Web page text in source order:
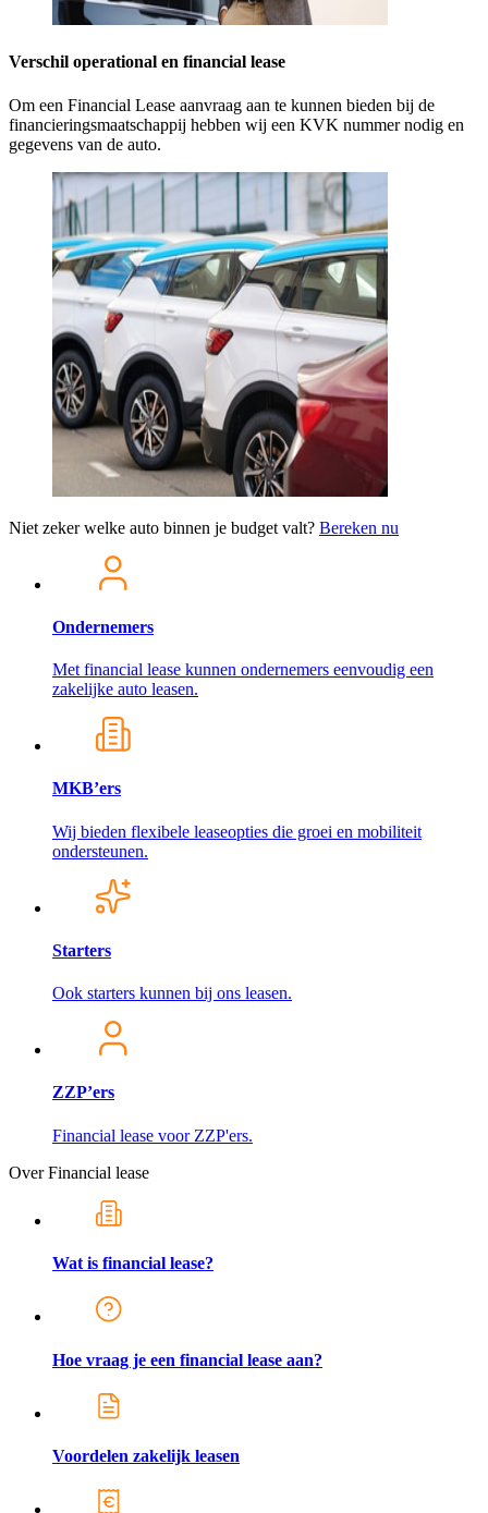
Verschil operational en financial lease
Om een Financial Lease aanvraag aan te kunnen bieden bij de
financieringsmaatschappij hebben wij een KVK nummer nodig en
gegevens van de auto.
Niet zeker welke auto binnen je budget valt? Bereken nu
Ondernemers
Met financial lease kunnen ondernemers eenvoudig een
zakelijke auto leasen.
MKB’ers
Wij bieden flexibele leaseopties die groei en mobiliteit
ondersteunen.
Starters
Ook starters kunnen bij ons leasen.
ZZP’ers
Financial lease voor ZZP'ers.
Over Financial lease
Wat is financial lease?
Hoe vraag je een financial lease aan?
Voordelen zakelijk leasen